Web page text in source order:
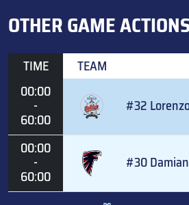
OTHER GAME ACTIONS
TIME
TEAM
00:00
-
60:00
#32
00:00
-
60:00
#30